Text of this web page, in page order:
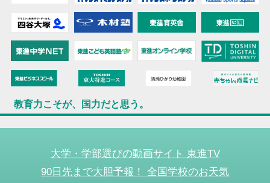
教育力こそが、国力だと思う。
大学・学部選びの動画サイト 東進TV
90日先まで大胆予報！ 全国学校のお天気